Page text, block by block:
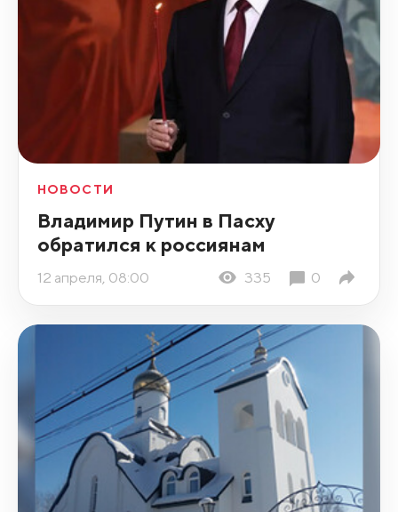
НОВОСТИ
Владимир Путин в Пасху
обратился к россиянам
12 апреля, 08:00 335 0